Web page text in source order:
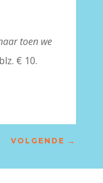
toen we
€ 10.
VOLGENDE →